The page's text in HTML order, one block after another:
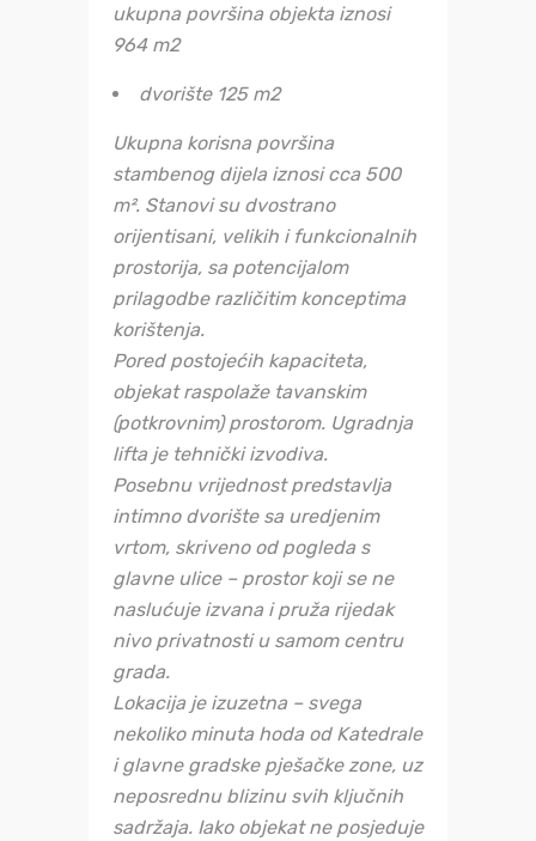
ukupna površina objekta iznosi
964 m2
dvorište 125 m2
Ukupna korisna površina
stambenog dijela iznosi cca 500
m². Stanovi su dvostrano
orijentisani, velikih i funkcionalnih
prostorija, sa potencijalom
prilagodbe različitim konceptima
korištenja.
Pored postojećih kapaciteta,
objekat raspolaže tavanskim
(potkrovnim) prostorom. Ugradnja
lifta je tehnički izvodiva.
Posebnu vrijednost predstavlja
intimno dvorište sa uredjenim
vrtom, skriveno od pogleda s
glavne ulice – prostor koji se ne
naslućuje izvana i pruža rijedak
nivo privatnosti u samom centru
grada.
Lokacija je izuzetna – svega
nekoliko minuta hoda od Katedrale
i glavne gradske pješačke zone, uz
neposrednu blizinu svih ključnih
sadržaja. Iako objekat ne posjeduje